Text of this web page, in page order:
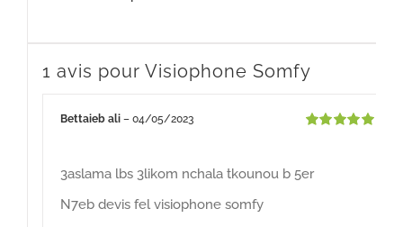
1 avis pour Visiophone Somfy
Bettaieb ali – 04/05/2023
3aslama lbs 3likom nchala tkounou b 5er
N7eb devis fel visiophone somfy